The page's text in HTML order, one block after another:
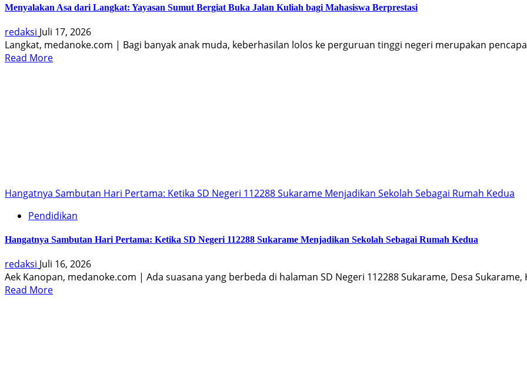
Menyalakan Asa dari Langkat: Yayasan Sumut Bergiat Buka Jalan Kuliah bagi Mahasiswa Berprestasi
redaksi Juli 17, 2026
Langkat, medanoke.com | Bagi banyak anak muda, keberhasilan lolos ke perguruan tinggi negeri merupakan
Read More
Hangatnya Sambutan Hari Pertama: Ketika SD Negeri 112288 Sukarame Menjadikan Sekolah Sebagai Rumah Kedua
Pendidikan
Hangatnya Sambutan Hari Pertama: Ketika SD Negeri 112288 Sukarame Menjadikan Sekolah Sebagai Rumah Kedua
redaksi Juli 16, 2026
Aek Kanopan, medanoke.com | Ada suasana yang berbeda di halaman SD Negeri 112288 Sukarame, Desa Sukarame,
Read More